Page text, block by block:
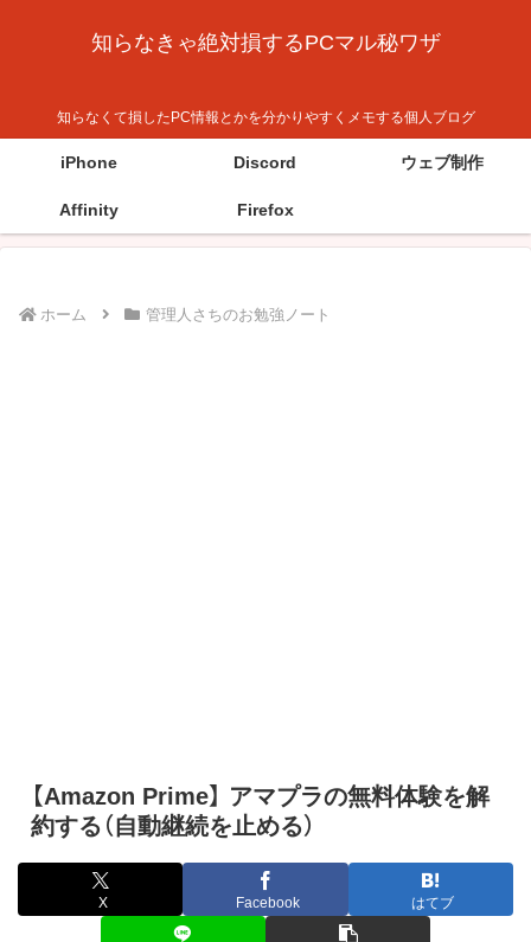
知らなきゃ絶対損するPCマル秘ワザ
知らなくて損したPC情報とかを分かりやすくメモする個人ブログ
iPhone Discord ウェブ制作
Affinity Firefox
ホーム 管理人さちのお勉強ノート
【Amazon Prime】 アマプラの無料体験を解
約する（自動継続を止める）
X Facebook はてブ